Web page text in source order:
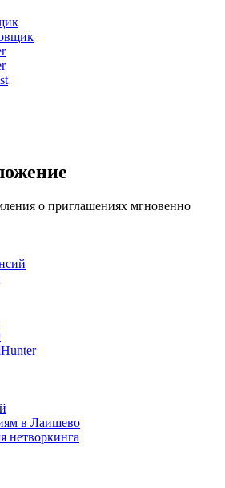
о приглашениях мгновенно
в Лаишево
нетворкинга